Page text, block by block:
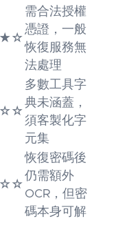
需合法授權
憑證，一般
恢復服務無
法處理
多數工具字
典未涵蓋，
須客製化字
元集
恢復密碼後
仍需額外
OCR，但密
碼本身可解